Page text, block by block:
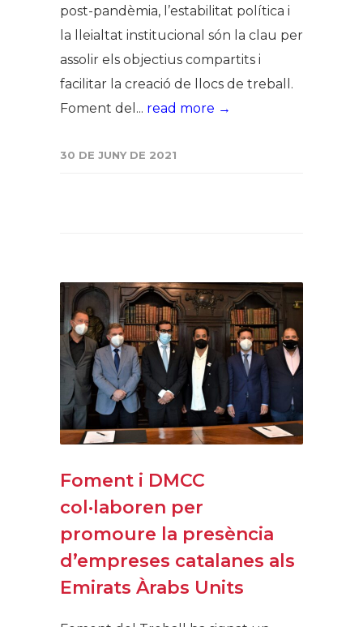
post-pandèmia, l’estabilitat política i
la lleialtat institucional són la clau per
assolir els objectius compartits i
facilitar la creació de llocs de treball.
Foment del... read more →
30 DE JUNY DE 2021
Foment i DMCC
col·laboren per
promoure la presència
d’empreses catalanes als
Emirats Àrabs Units